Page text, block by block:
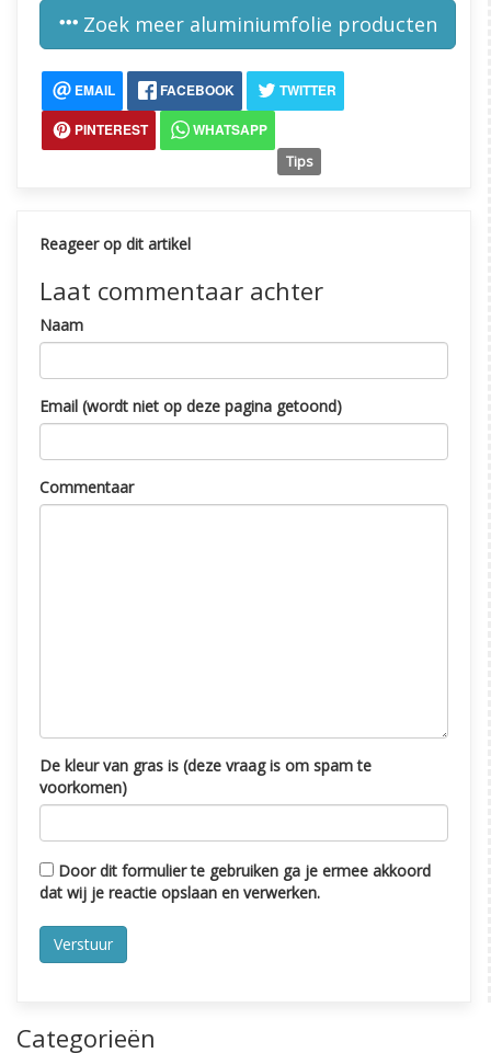
Zoek meer aluminiumfolie producten
EMAIL FACEBOOK
TWITTER
PINTEREST
WHATSAPP
Tips
Reageer op dit artikel
Laat commentaar achter
Naam
Email (wordt niet op deze pagina getoond)
Commentaar
De kleur van gras is (deze vraag is om spam te
voorkomen)
Door dit formulier te gebruiken ga je ermee akkoord
dat wij je reactie opslaan en verwerken.
Categorieën